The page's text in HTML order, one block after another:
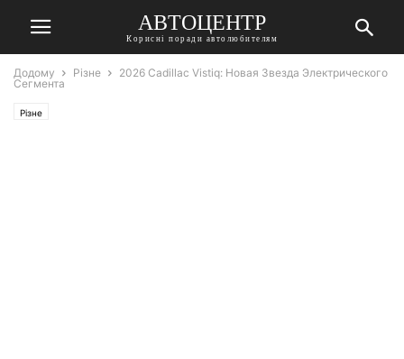
АВТОЦЕНТР
Корисні поради автолюбителям
Додому Різне
2026 Cadillac Vistiq: Новая Звезда Электрического
Сегмента
Різне